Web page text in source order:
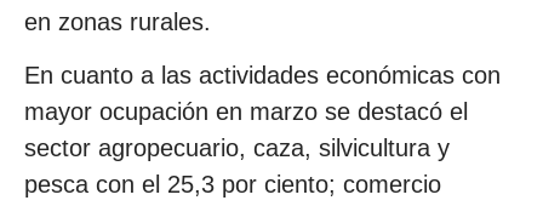
en zonas rurales.
En cuanto a las actividades económicas con
mayor ocupación en marzo se destacó el
sector agropecuario, caza, silvicultura y
pesca con el 25,3 por ciento; comercio